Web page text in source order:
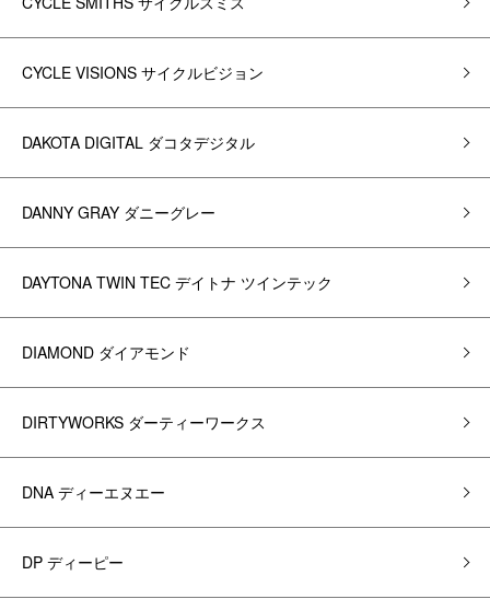
CYCLE VISIONS サイクルビジョン
DAKOTA DIGITAL ダコタデジタル
DANNY GRAY ダニーグレー
DAYTONA TWIN TEC デイトナ ツインテック
DIAMOND ダイアモンド
DIRTYWORKS ダーティーワークス
DNA ディーエヌエー
DP ディーピー